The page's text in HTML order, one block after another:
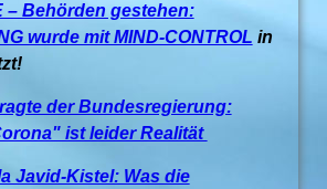
– Behörden gestehen:
wurde mit MIND-CONTROL in
der Bundesregierung:
ist leider Realität
Javid-Kistel: Was die